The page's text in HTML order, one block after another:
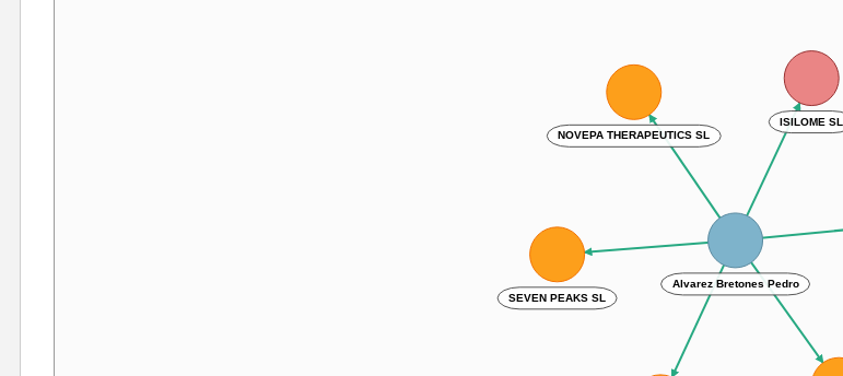
ISILOME SL
Alvarez Bretones Pedro
NOVEPA THERAPEUTICS SL
SEVEN PEAKS SL